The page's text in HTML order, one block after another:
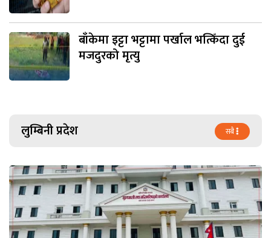
बाँकेमा इट्टा भट्टामा पर्खाल भत्किँदा दुई
मजदुरको मृत्यु
लुम्बिनी प्रदेश सबै